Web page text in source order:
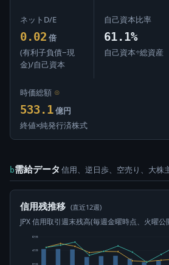
ネットD/E
0.02 倍
(有利子負債−現
金)/自己資本
自己資本比率
61.1%
自己資本÷総資産
時価総額 ⊙
533.1 億円
終値×純発行済株式
b需給データ 信用、逆日歩、空売り、大株
信用残推移 (直近12週)
JPX 信用取引週末残高(毎週金曜時点、火曜公
2万株
4万株
6万株